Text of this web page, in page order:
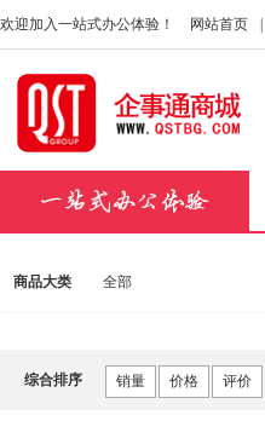
欢迎加入一站式办公体验！ 网站首页
商品大类 全部
综合排序 销量 价格 评价